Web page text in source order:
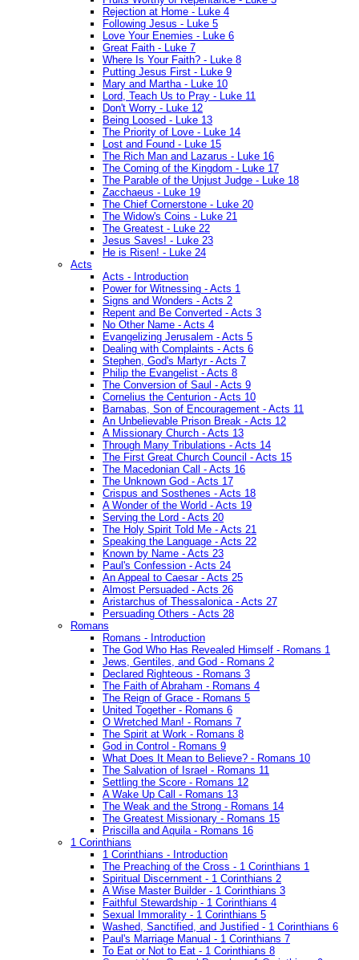
Rejection at Home - Luke 4
Following Jesus - Luke 5
Love Your Enemies - Luke 6
Great Faith - Luke 7
Where Is Your Faith? - Luke 8
Putting Jesus First - Luke 9
Mary and Martha - Luke 10
Lord, Teach Us to Pray - Luke 11
Don't Worry - Luke 12
Being Loosed - Luke 13
The Priority of Love - Luke 14
Lost and Found - Luke 15
The Rich Man and Lazarus - Luke 16
The Coming of the Kingdom - Luke 17
The Parable of the Unjust Judge - Luke 18
Zacchaeus - Luke 19
The Chief Cornerstone - Luke 20
The Widow's Coins - Luke 21
The Greatest - Luke 22
Jesus Saves! - Luke 23
He is Risen! - Luke 24
Acts
Acts - Introduction
Power for Witnessing - Acts 1
Signs and Wonders - Acts 2
Repent and Be Converted - Acts 3
No Other Name - Acts 4
Evangelizing Jerusalem - Acts 5
Dealing with Complaints - Acts 6
Stephen, God's Martyr - Acts 7
Philip the Evangelist - Acts 8
The Conversion of Saul - Acts 9
Cornelius the Centurion - Acts 10
Barnabas, Son of Encouragement - Acts 11
An Unbelievable Prison Break - Acts 12
A Missionary Church - Acts 13
Through Many Tribulations - Acts 14
The First Great Church Council - Acts 15
The Macedonian Call - Acts 16
The Unknown God - Acts 17
Crispus and Sosthenes - Acts 18
A Wonder of the World - Acts 19
Serving the Lord - Acts 20
The Holy Spirit Told Me - Acts 21
Speaking the Language - Acts 22
Known by Name - Acts 23
Paul's Confession - Acts 24
An Appeal to Caesar - Acts 25
Almost Persuaded - Acts 26
Aristarchus of Thessalonica - Acts 27
Persuading Others - Acts 28
Romans
Romans - Introduction
The God Who Has Revealed Himself - Romans 1
Jews, Gentiles, and God - Romans 2
Declared Righteous - Romans 3
The Faith of Abraham - Romans 4
The Reign of Grace - Romans 5
United Together - Romans 6
O Wretched Man! - Romans 7
The Spirit at Work - Romans 8
God in Control - Romans 9
What Does It Mean to Believe? - Romans 10
The Salvation of Israel - Romans 11
Settling the Score - Romans 12
A Wake Up Call - Romans 13
The Weak and the Strong - Romans 14
The Greatest Missionary - Romans 15
Priscilla and Aquila - Romans 16
1 Corinthians
1 Corinthians - Introduction
The Preaching of the Cross - 1 Corinthians 1
Spiritual Discernment - 1 Corinthians 2
A Wise Master Builder - 1 Corinthians 3
Faithful Stewardship - 1 Corinthians 4
Sexual Immorality - 1 Corinthians 5
Washed, Sanctified, and Justified - 1 Corinthians 6
Paul's Marriage Manual - 1 Corinthians 7
To Eat or Not to Eat - 1 Corinthians 8